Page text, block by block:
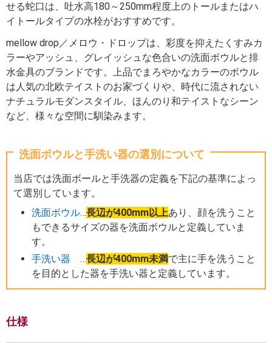
せる蛇口は、吐水高180～250mm程度上のトールまたはハ
イトールタイプの水栓がおすすめです。
mellow drop／メロウ・ドロップは、彩度を抑えたくすみカ
ラーやアッシュ、グレイッシュな色合いの洗面ボウルと排
水金具のブランドです。上品でまろやかなカラーのボウル
は人気の北欧テイストのお家づくりや、時代に流されない
ナチュラルモダンスタイル、ほんのり和テイストなシーン
など、様々な空間に馴染みます。
洗面ボウルと手洗い器の選別について
当店では洗面ボールと手洗器の定義を下記の基準によっ
て選別しています。
洗面ボウル…長辺が400mm以上あり、顔を洗うこと
もできるサイズの器を洗面ボウルと定義していま
す。
手洗い器 …長辺が400mm未満で主に手を洗うこと
を目的とした器を手洗い器と定義しています。
仕様